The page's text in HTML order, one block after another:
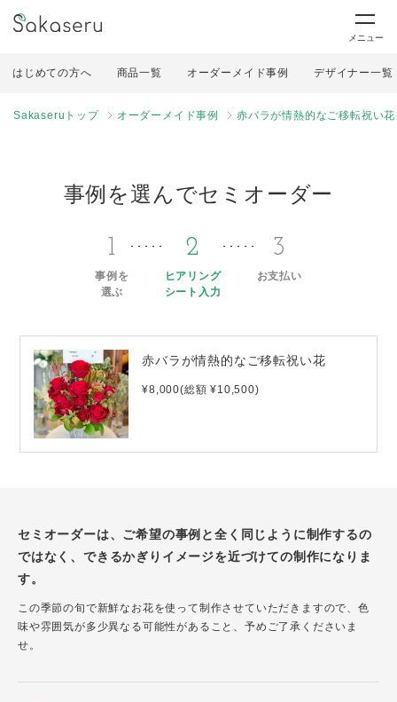
メニュー
はじめての方へ 商品一覧 オーダーメイド事例 デザイナー一覧
Sakaseruトップ オーダーメイド事例 赤バラが情熱的なご移転祝い花
事例を選んでセミオーダー
1
事例を
選ぶ
2
ヒアリング
シート入力
3
お支払い
赤バラが情熱的なご移転祝い花
¥8,000(総額 ¥10,500)
セミオーダーは、ご希望の事例と全く同じように制作するの
ではなく、できるかぎりイメージを近づけての制作になりま
す。
この季節の旬で新鮮なお花を使って制作させていただきますので、色
味や雰囲気が多少異なる可能性があること、予めご了承くださいま
せ。